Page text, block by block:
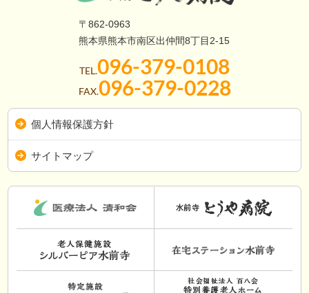
〒862-0963
熊本県熊本市南区出仲間8丁目2-15
TEL.096-379-0108
FAX.096-379-0228
個人情報保護方針
サイトマップ